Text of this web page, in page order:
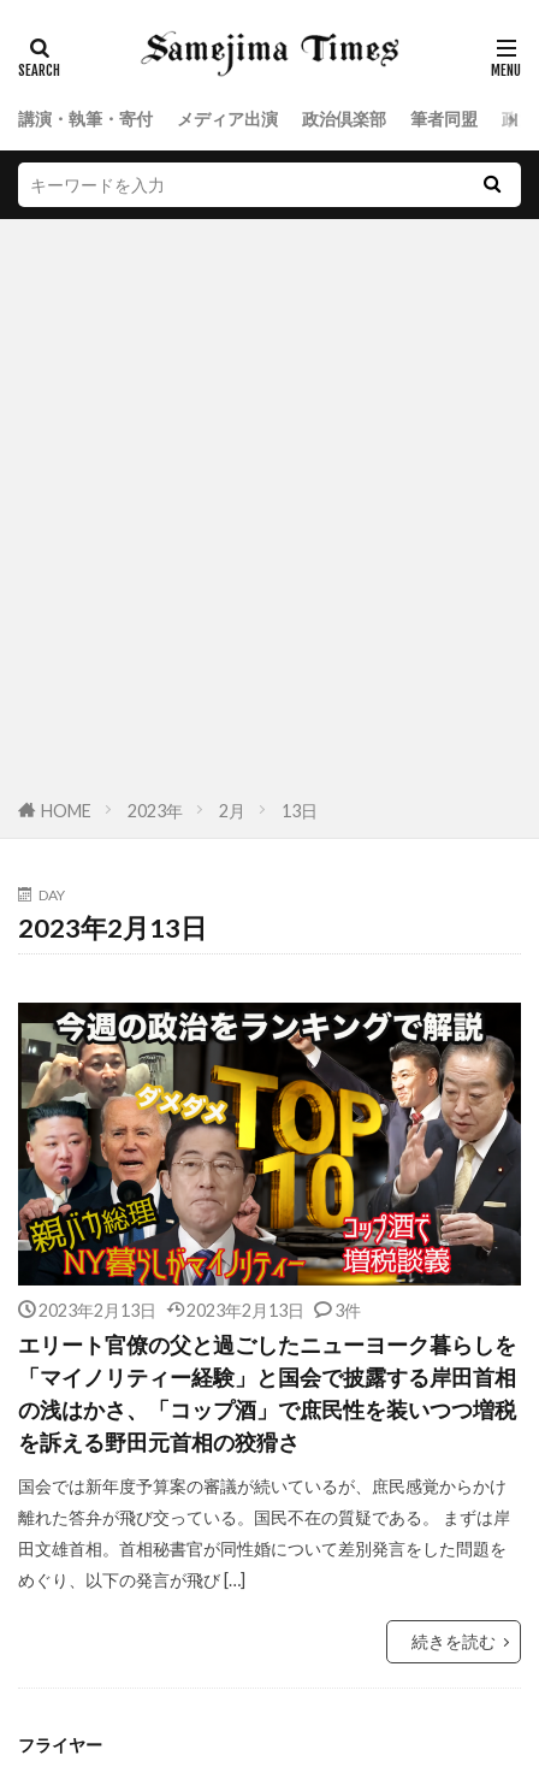
講演・執筆・寄付 メディア出演 政治倶楽部 筆者同盟 政
HOME 2023年 2月 13日
DAY
2023年2月13日
2023年2月13日 2023年2月13日 3件
エリート官僚の父と過ごしたニューヨーク暮らしを
「マイノリティー経験」と国会で披露する岸田首相
の浅はかさ、「コップ酒」で庶民性を装いつつ増税
を訴える野田元首相の狡猾さ
国会では新年度予算案の審議が続いているが、庶民感覚からかけ
離れた答弁が飛び交っている。国民不在の質疑である。 まずは岸
田文雄首相。首相秘書官が同性婚について差別発言をした問題を
めぐり、以下の発言が飛び […]
続きを読む
フライヤー